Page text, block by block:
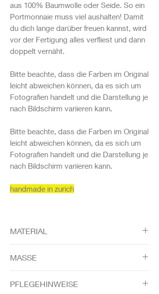
aus 100% Baumwolle oder Seide. So ein
Portmonnaie muss viel aushalten! Damit
du dich lange darüber freuen kannst, wird
vor der Fertigung alles verfliest und dann
doppelt vernäht.
Bitte beachte, dass die Farben im Original
leicht abweichen können, da es sich um
Fotografien handelt und die Darstellung je
nach Bildschirm variieren kann.
Bitte beachte, dass die Farben im Original
leicht abweichen können, da es sich um
Fotografien handelt und die Darstellung je
nach Bildschirm variieren kann.
handmade in zurich
MATERIAL
Leder waldgrün
Innenleben: mini check 100% Seide –
verfliest
MASSE
PFLEGEHINWEISE